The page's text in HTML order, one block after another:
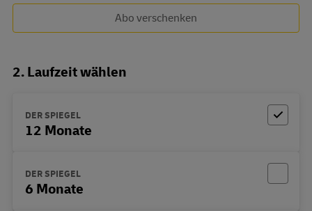
Abo verschenken
2. Laufzeit wählen
DER SPIEGEL
12 Monate
DER SPIEGEL
6 Monate